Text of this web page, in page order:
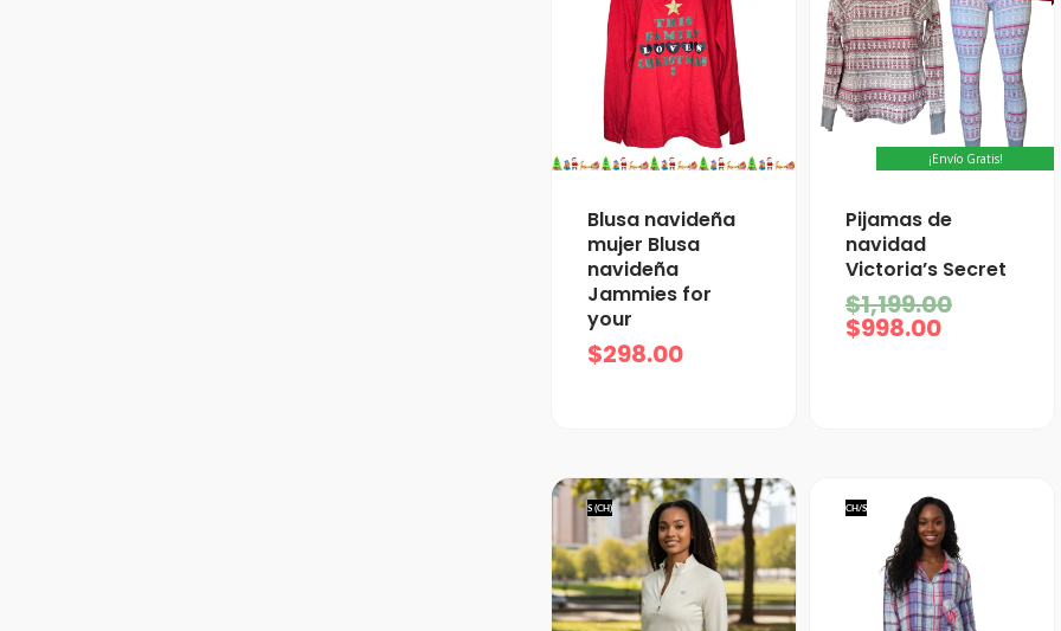
Blusa navideña
mujer Blusa
navideña
Jammies for
your
$298.00
¡Envío Gratis!
Pijamas de
navidad
Victoria’s Secret
$1,199.00
original
$998.00
El
actual
es:
$998.00.
S (CH) CH/S